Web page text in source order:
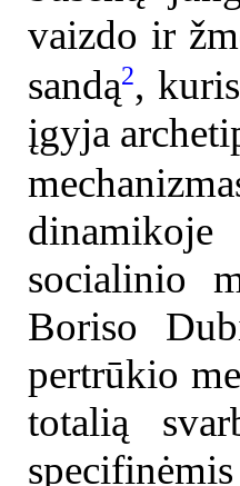
vaizdo ir
sandą2,
įgyja
socialinio
Boriso
pertrūkio
totalią